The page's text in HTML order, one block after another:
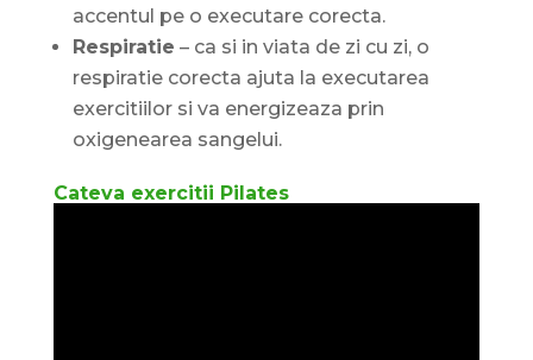
accentul pe o executare corecta.
Respiratie – ca si in viata de zi cu zi, o
respiratie corecta ajuta la executarea
exercitiilor si va energizeaza prin
oxigenearea sangelui.
Cateva exercitii Pilates